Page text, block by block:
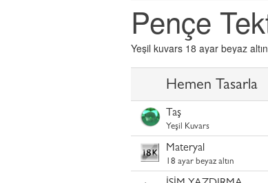
Pençe
Yeşil kuvars 18 ayar beyaz
Hemen Tasarla
Taş
Yeşil Kuvars
Materyal
18 ayar beyaz altın